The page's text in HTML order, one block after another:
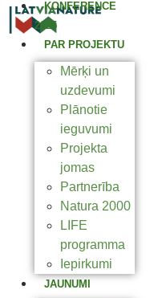
KONFERENCE
2025
PAR PROJEKTU
Mērķi un
uzdevumi
Plānotie
ieguvumi
Projekta
jomas
Partnerība
Natura 2000
LIFE
programma
Iepirkumi
JAUNUMI